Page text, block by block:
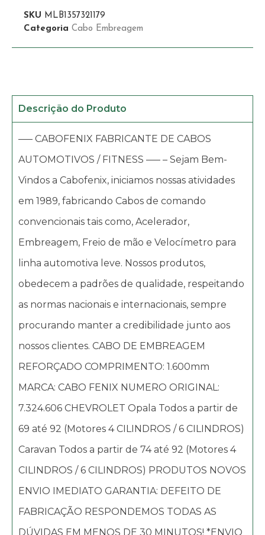
SKU MLB1357321179
Categoria Cabo Embreagem
Descrição do Produto
—– CABOFENIX FABRICANTE DE CABOS
AUTOMOTIVOS / FITNESS —– – Sejam Bem-
Vindos a Cabofenix, iniciamos nossas atividades
em 1989, fabricando Cabos de comando
convencionais tais como, Acelerador,
Embreagem, Freio de mão e Velocímetro para
linha automotiva leve. Nossos produtos,
obedecem a padrões de qualidade, respeitando
as normas nacionais e internacionais, sempre
procurando manter a credibilidade junto aos
nossos clientes. CABO DE EMBREAGEM
REFORÇADO COMPRIMENTO: 1.600mm
MARCA: CABO FENIX NUMERO ORIGINAL:
7.324.606 CHEVROLET Opala Todos a partir de
69 até 92 (Motores 4 CILINDROS / 6 CILINDROS)
Caravan Todos a partir de 74 até 92 (Motores 4
CILINDROS / 6 CILINDROS) PRODUTOS NOVOS
ENVIO IMEDIATO GARANTIA: DEFEITO DE
FABRICAÇÃO RESPONDEMOS TODAS AS
DÚVIDAS EM MENOS DE 30 MINUTOS! *ENVIO